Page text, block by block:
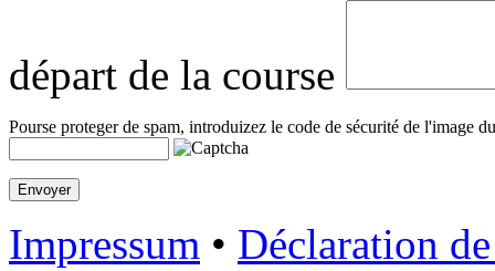
départ de la course
Pourse proteger de spam, introduizez le code de sécurité de l'image
Impressum • Déclaration